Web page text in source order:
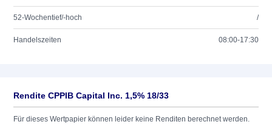
52-Wochentief/-hoch /
Handelszeiten 08:00-17:30
Rendite CPPIB Capital Inc. 1,5% 18/33
Für dieses Wertpapier können leider keine Renditen berechnet werden.